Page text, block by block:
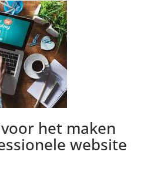
het maken
website